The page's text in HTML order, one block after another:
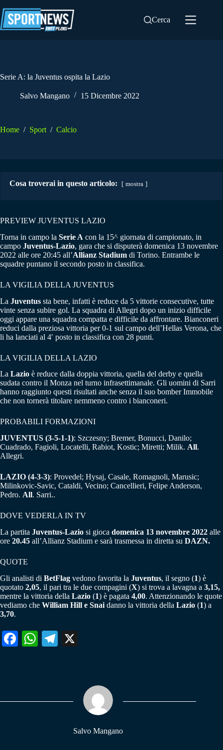
al
contenuto
Cerca
Serie A: la Juventus ospita la Lazio
Salvo Mangano 15 Dicembre 2022
Home / Sport / Calcio
Cosa troverai in questo articolo: mostra
PREVIEW JUVENTUS LAZIO
Torna in campo la Serie A con la 15^ giornata di campionato, in
campo Juventus-Lazio, gara che si disputerà domenica 13 novembre
2022 alle ore 20:45 all’Allianz Stadium di Torino. Entrambe le
squadre puntano il secondo posto in classifica.
LA VIGILIA DELLA JUVENTUS
La Juventus sta bene, infatti è reduce da 5 vittorie consecutive, tutte
vinte senza subire gol. La squadra di Allegri dopo un inizio difficile
oggi appare una squadra compatta e difficile da affrontare. Bianconeri
reduci dalla preziosa vittoria per 0-1 sul campo dell’Hellas Verona, che
li ha lanciati al 4′ posto in classifica con 28 punti.
LA VIGILIA DELLA LAZIO
La Lazio è reduce dalla doppia vittoria, quella del derby e quella
sudata contro il Monza nel turno infrasettimanale. Gli uomini di Sarri
hanno raggiunto questi risultati anche senza il suo bomber Immobile
che non tornerà titolare nemmeno contro i bianconeri.
PROBABILI FORMAZIONI
JUVENTUS (3-5-1-1): Szczesny; Bremer, Bonucci, Danilo;
Cuadrado, Fagioli, Locatelli, Rabiot, Kostic; Miretti; Milik. All.
Allegri.
LAZIO (4-3-3): Provedel; Hysaj, Casale, Romagnoli, Marusic;
Milinkovic-Savic, Cataldi, Vecino; Cancellieri, Felipe Anderson,
Pedro. All. Sarri..
DOVE VEDERLA IN TV
La partita Juventus-Lazio si gioca domenica 13 novembre 2022 alle
ore 20.45 all’Allianz Stadium e sarà trasmessa in diretta su DAZN.
QUOTE
Gli analisti di BetFlag vedono favorita la Juventus, il segno (1) è
quotato 2,05, il pari tra le due compagini (X) si trova a lavagna a 3,15,
mentre la vittoria della Lazio (1) è pagata 4,00. Attenzionando le quote
vediamo che William Hill e Snai danno la vittoria della Lazio (1) a
3,70.
Fa W
pp
Te
m
Salvo Mangano